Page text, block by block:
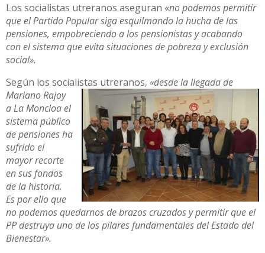
Los socialistas utreranos aseguran «no podemos permitir
que el Partido Popular siga esquilmando la hucha de las
pensiones, empobreciendo a los pensionistas y acabando
con el sistema que evita situaciones de pobreza y exclusión
social».
Según los socialistas utreranos, «desde la llegada de
Mariano Rajoy
a La Moncloa el
sistema público
de pensiones ha
sufrido el
mayor recorte
en sus fondos
de la historia.
Es por ello que
no podemos quedarnos de brazos cruzados y permitir que el
PP destruya uno de los pilares fundamentales del Estado del
Bienestar».